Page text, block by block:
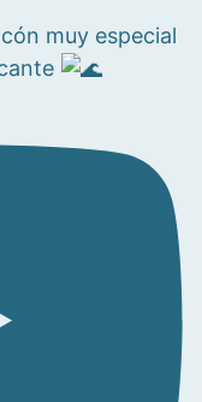
muy especial